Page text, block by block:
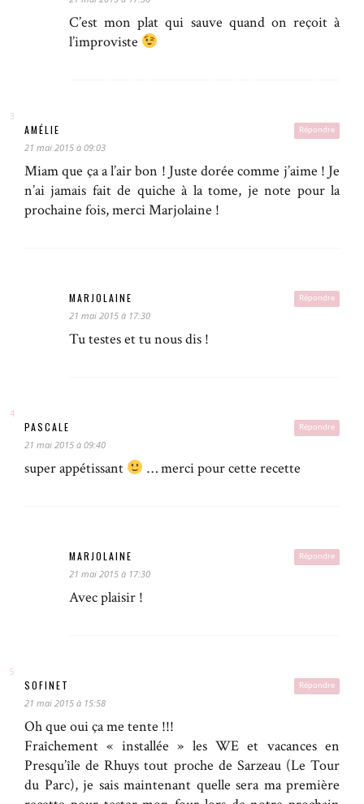
C’est mon plat qui sauve quand on reçoit à
l’improviste
Répondre
AMÉLIE
21 mai 2015 à 09:03
Miam que ça a l’air bon ! Juste dorée comme j’aime ! Je
n’ai jamais fait de quiche à la tome, je note pour la
prochaine fois, merci Marjolaine !
Répondre
MARJOLAINE
21 mai 2015 à 17:30
Tu testes et tu nous dis !
Répondre
PASCALE
21 mai 2015 à 09:40
super appétissant … merci pour cette recette
Répondre
MARJOLAINE
21 mai 2015 à 17:30
Avec plaisir !
Répondre
SOFINET
21 mai 2015 à 15:58
Oh que oui ça me tente !!!
Fraîchement « installée » les WE et vacances en
Presqu’île de Rhuys tout proche de Sarzeau (Le Tour
du Parc), je sais maintenant quelle sera ma première